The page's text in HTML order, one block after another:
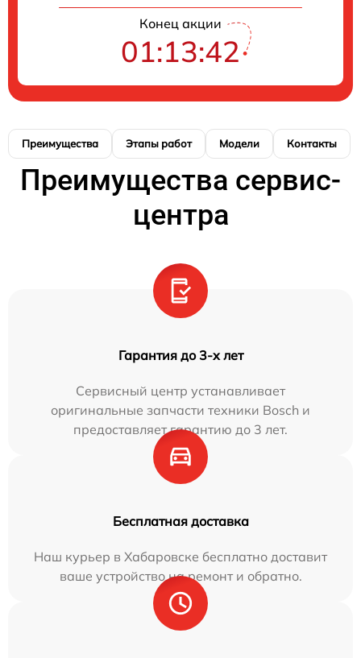
Конец акции
01:13:41
Преимущества Этапы работ Модели Контакты
Преимущества сервис-
центра
Гарантия до 3-х лет
Сервисный центр устанавливает
оригинальные запчасти техники Bosch и
предоставляет гарантию до 3 лет.
Бесплатная доставка
Наш курьер в Хабаровске бесплатно доставит
ваше устройство на ремонт и обратно.